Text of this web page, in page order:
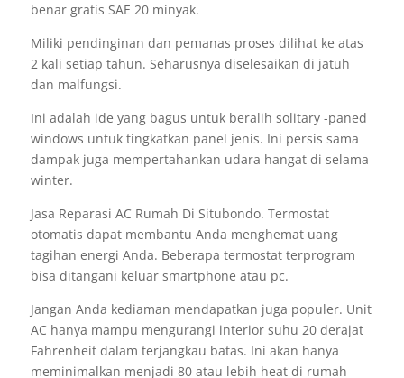
benar gratis SAE 20 minyak.
Miliki pendinginan dan pemanas proses dilihat ke atas
2 kali setiap tahun. Seharusnya diselesaikan di jatuh
dan malfungsi.
Ini adalah ide yang bagus untuk beralih solitary -paned
windows untuk tingkatkan panel jenis. Ini persis sama
dampak juga mempertahankan udara hangat di selama
winter.
Jasa Reparasi AC Rumah Di Situbondo. Termostat
otomatis dapat membantu Anda menghemat uang
tagihan energi Anda. Beberapa termostat terprogram
bisa ditangani keluar smartphone atau pc.
Jangan Anda kediaman mendapatkan juga populer. Unit
AC hanya mampu mengurangi interior suhu 20 derajat
Fahrenheit dalam terjangkau batas. Ini akan hanya
meminimalkan menjadi 80 atau lebih heat di rumah